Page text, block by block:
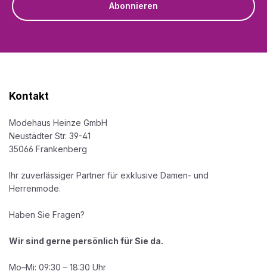
Abonnieren
Kontakt
Modehaus Heinze GmbH
Neustädter Str. 39-41
35066 Frankenberg
Ihr zuverlässiger Partner für exklusive Damen- und
Herrenmode.
Haben Sie Fragen?
Wir sind gerne persönlich für Sie da.
Mo–Mi: 09:30 – 18:30 Uhr